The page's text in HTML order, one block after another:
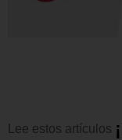
Lee estos artículos ¡